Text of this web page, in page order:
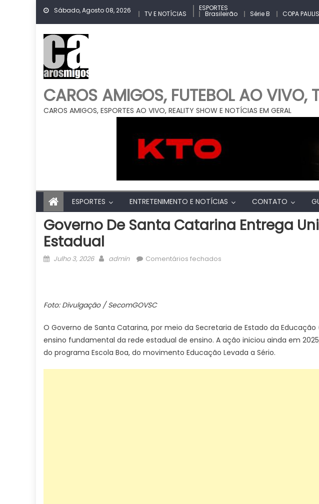
Skip
Sábado, Agosto 08, 2026 TV E NOTÍCIAS
ESPORTES
Brasileirão Série B COPA
CAROS AMIGOS, FUTEBOL AO VIVO,
CAROS AMIGOS, ESPORTES AO VIVO, REALITY SHOW E NOTÍCIAS EM GERAL
ESPORTES ENTRETENIMENTO E NOTÍCIAS CONTATO
Governo De Santa Catarina Entrega
Estadual
Posted
Julho 3, 2026 Author
admin Comentários fechados
uniformes
de
inverno
Foto: Divulgação / SecomGOVSC
O Governo de Santa Catarina, por meio da Secretaria de Estado da
ensino fundamental da rede estadual de ensino. A ação iniciou ainda em
do programa Escola Boa, do movimento Educação Levada a Sério.